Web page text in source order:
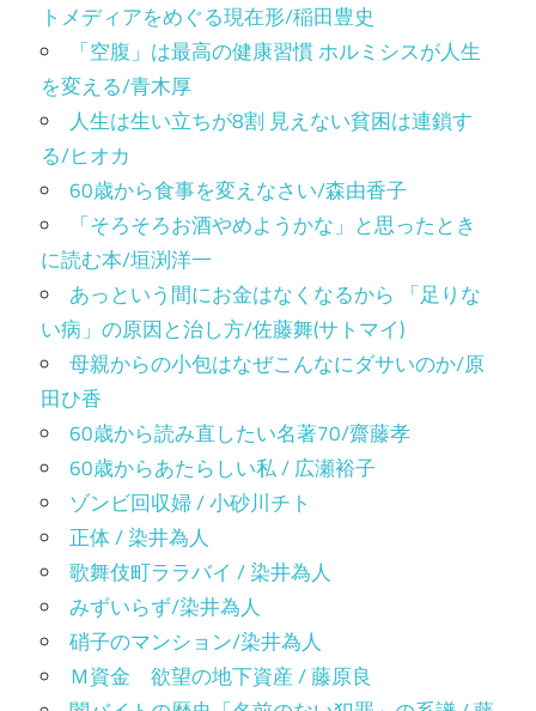
トメディアをめぐる現在形/稲田豊史
「空腹」は最高の健康習慣 ホルミシスが人生
を変える/青木厚
人生は生い立ちが8割 見えない貧困は連鎖す
る/ヒオカ
60歳から食事を変えなさい/森由香子
「そろそろお酒やめようかな」と思ったとき
に読む本/垣渕洋一
あっという間にお金はなくなるから 「足りな
い病」の原因と治し方/佐藤舞(サトマイ)
母親からの小包はなぜこんなにダサいのか/原
田ひ香
60歳から読み直したい名著70/齋藤孝
60歳からあたらしい私 / 広瀬裕子
ゾンビ回収婦 / 小砂川チト
正体 / 染井為人
歌舞伎町ララバイ / 染井為人
みずいらず/染井為人
硝子のマンション/染井為人
Ｍ資金 欲望の地下資産 / 藤原良